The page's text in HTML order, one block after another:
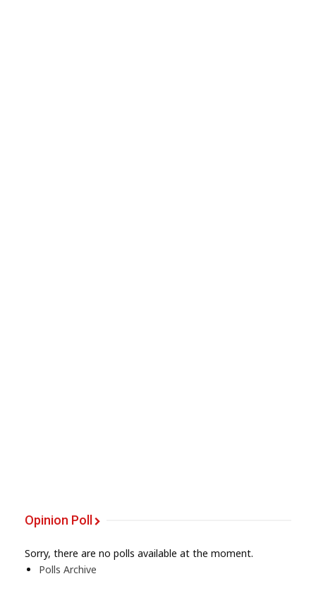
Opinion Poll
Sorry, there are no polls available at the moment.
Polls Archive